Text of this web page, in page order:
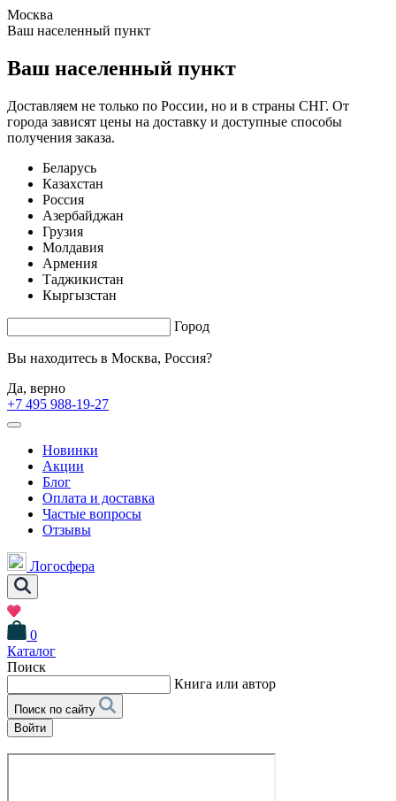
Москва
Ваш населенный пункт
Ваш населенный пункт
Доставляем не только по России, но и в страны СНГ. От
города зависят цены на доставку и доступные способы
получения заказа.
Беларусь
Казахстан
Россия
Азербайджан
Грузия
Молдавия
Армения
Таджикистан
Кыргызстан
Город
Вы находитесь в Москва, Россия?
Да, верно
+7 495 988-19-27
Новинки
Акции
Блог
Оплата и доставка
Частые вопросы
Отзывы
Логосфера
0
Каталог
Поиск
Книга или автор
Поиск по сайту
Войти